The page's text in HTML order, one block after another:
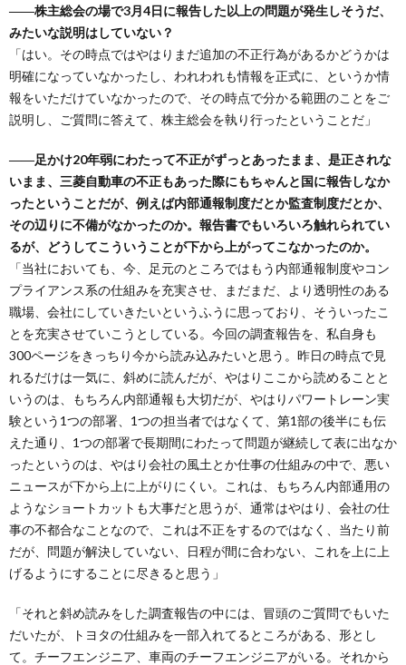
――株主総会の場で3月4日に報告した以上の問題が発生しそうだ、
みたいな説明はしていない？
「はい。その時点ではやはりまだ追加の不正行為があるかどうかは
明確になっていなかったし、われわれも情報を正式に、というか情
報をいただけていなかったので、その時点で分かる範囲のことをご
説明し、ご質問に答えて、株主総会を執り行ったということだ」
――足かけ20年弱にわたって不正がずっとあったまま、是正されな
いまま、三菱自動車の不正もあった際にもちゃんと国に報告しなか
ったということだが、例えば内部通報制度だとか監査制度だとか、
その辺りに不備がなかったのか。報告書でもいろいろ触れられてい
るが、どうしてこういうことが下から上がってこなかったのか。
「当社においても、今、足元のところではもう内部通報制度やコン
プライアンス系の仕組みを充実させ、まだまだ、より透明性のある
職場、会社にしていきたいというふうに思っており、そういったこ
とを充実させていこうとしている。今回の調査報告を、私自身も
300ページをきっちり今から読み込みたいと思う。昨日の時点で見
れるだけは一気に、斜めに読んだが、やはりここから読めることと
いうのは、もちろん内部通報も大切だが、やはりパワートレーン実
験という1つの部署、1つの担当者ではなくて、第1部の後半にも伝
えた通り、1つの部署で長期間にわたって問題が継続して表に出なか
ったというのは、やはり会社の風土とか仕事の仕組みの中で、悪い
ニュースが下から上に上がりにくい。これは、もちろん内部通用の
ようなショートカットも大事だと思うが、通常はやはり、会社の仕
事の不都合なことなので、これは不正をするのではなく、当たり前
だが、問題が解決していない、日程が間に合わない、これを上に上
げるようにすることに尽きると思う」
「それと斜め読みをした調査報告の中には、冒頭のご質問でもいた
だいたが、トヨタの仕組みを一部入れてるところがある、形とし
て。チーフエンジニア、車両のチーフエンジニアがいる。それから